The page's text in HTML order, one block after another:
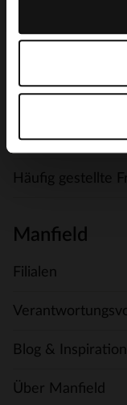
Versand &
Zahlungsmethoden
Umtausch und
Häufig gestellte
Manfield
Filialen
Blog & Inspiration
Über Manfield